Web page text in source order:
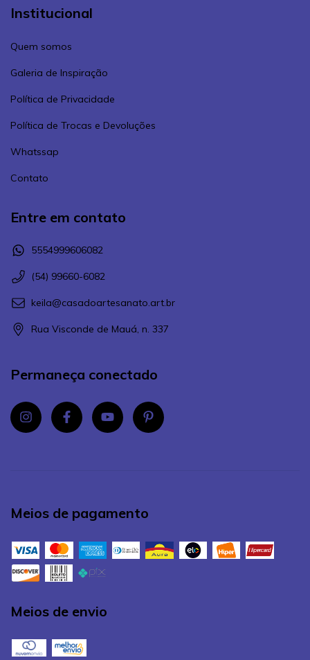
Institucional
Quem somos
Galeria de Inspiração
Política de Privacidade
Política de Trocas e Devoluções
Whatssap
Contato
Entre em contato
5554999606082
(54) 99660-6082
keila@casadoartesanato.art.br
Rua Visconde de Mauá, n. 337
Permaneça conectado
Meios de pagamento
Meios de envio